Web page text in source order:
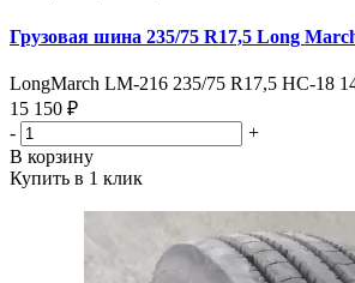
Грузовая шина 235/75 R17,5 Long
LongMarch LM-216 235/75 R17,5 HC-18
15 150 ₽
-
+
В корзину
Купить в 1 клик